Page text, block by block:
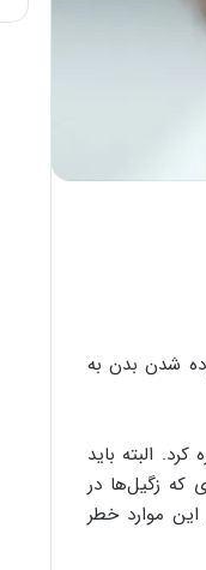
شدن بدن به
البته باید
که زگیل‌ها در
موارد خطر